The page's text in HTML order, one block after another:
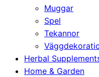
Muggar
Spel
Tekannor
Herbal
Home & Garden